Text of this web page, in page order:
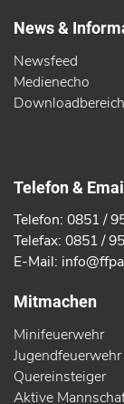
News &
Newsfeed
Medienecho
Downloadbereich
Telefon & Email
Telefon: 0851 /
Telefax: 0851 /
E-Mail:
Mitmachen
Minifeuerwehr
Jugendfeuerwehr
Quereinsteiger
Aktive